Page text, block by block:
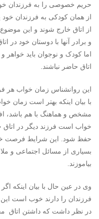
حریم خصوصی را به فرزندان خود
از همان کودکی به فرزندان
از اتاق خارج شوند و این
و برادر آنها با دوستان خود در
اما کودک و نوجوان باید خواهر
اتاق حاضر نباشند.
این روانشناس زمان خواب
با بیان اینکه بهتر است زمان
مشخص و هماهنگ با هم باشد،
خواب است فرزند دیگر در
حفظ شود. این شرایط فرصت
بسیاری از مسائل اجتماعی و
بیاموزند.
وی در عین حال با بیان اینکه
فرزندان را دارند خوب است این
در نظر داشت که داشتن اتاق